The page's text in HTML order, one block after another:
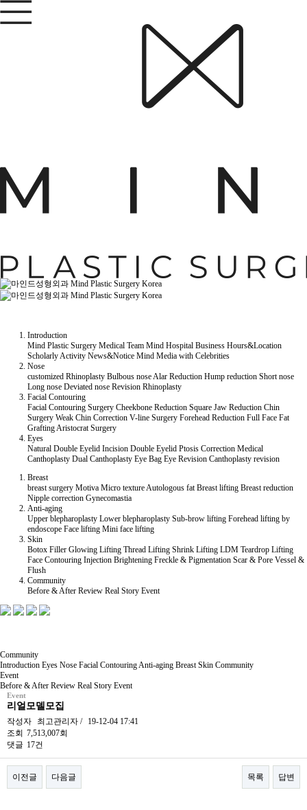
Introduction
Mind Plastic Surgery Medical Team Mind Hospital Business Hours&Location
Scholarly Activity News&Notice Mind Media with Celebrities
Nose
customized Rhinoplasty Bulbous noseAlar Reduction Hump reduction Short nose
Long nose Deviated nose Revision Rhinoplasty
Facial Contouring
Facial Contouring Surgery Cheekbone Reduction Square Jaw Reduction Chin
Surgery Weak Chin Correction V-line Surgery Forehead Reduction Full Face Fat
GraftingAristocrat Surgery
Eyes
Natural Double Eyelid Incision Double Eyelid Ptosis Correction Medical
Canthoplasty Dual Canthoplasty Eye Bag Eye Revision Canthoplasty revision
Breast
breast surgery Motiva Micro textureAutologous fat Breast lifting Breast reduction
Nipple correction Gynecomastia
Anti-aging
Upper blepharoplasty Lower blepharoplasty Sub-brow lifting Forehead lifting by
endoscope Face lifting Mini face lifting
Skin
Botox Filler Glowing Lifting Thread Lifting Shrink Lifting LDM Teardrop Lifting
Face Contouring Injection Brightening Freckle & Pigmentation Scar & Pore Vessel &
Flush
Community
Before & After Review Real Story Event
Community
Introduction Eyes Nose Facial ContouringAnti-aging Breast Skin Community
Event
Before & After Review Real Story Event
Event
리얼모델모집
작성자 최고관리자 / 19-12-04 17:41
조회 7,513,007회
댓글 17건
이전글 다음글 목록 답변